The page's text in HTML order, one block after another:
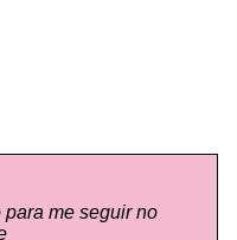
me seguir no